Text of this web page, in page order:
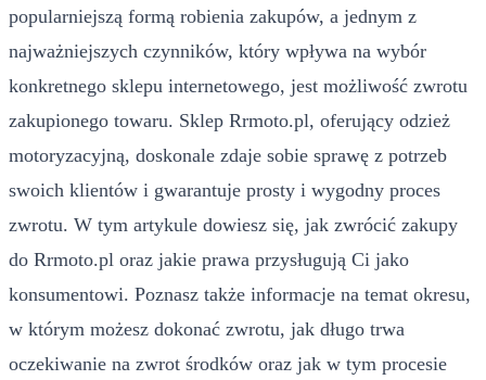
popularniejszą formą robienia zakupów, a jednym z
najważniejszych czynników, który wpływa na wybór
konkretnego sklepu internetowego, jest możliwość zwrotu
zakupionego towaru. Sklep Rrmoto.pl, oferujący odzież
motoryzacyjną, doskonale zdaje sobie sprawę z potrzeb
swoich klientów i gwarantuje prosty i wygodny proces
zwrotu. W tym artykule dowiesz się, jak zwrócić zakupy
do Rrmoto.pl oraz jakie prawa przysługują Ci jako
konsumentowi. Poznasz także informacje na temat okresu,
w którym możesz dokonać zwrotu, jak długo trwa
oczekiwanie na zwrot środków oraz jak w tym procesie